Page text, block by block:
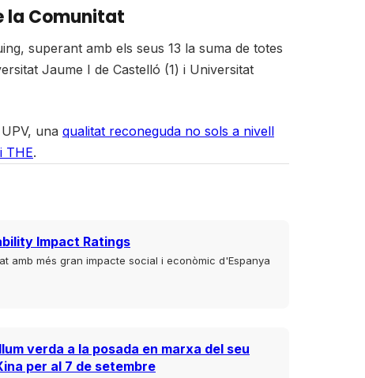
la Comunitat
superant amb els seus 13 la suma de totes
Jaume I de Castelló (1) i Universitat
una qualitat reconeguda no sols a nivell
THE.
Impact Ratings
amb més gran impacte social i econòmic d'Espanya
verda a la posada en marxa del seu
per al 7 de setembre